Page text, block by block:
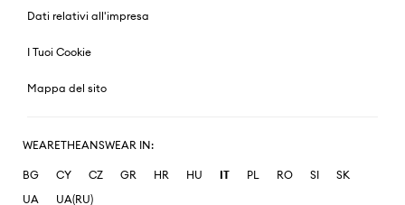
Dati relativi all'impresa
I Tuoi Cookie
Mappa del sito
WEARETHEANSWEAR IN:
BG CY CZ GR HR HU IT PL RO SI
SK
UA
UA(RU)